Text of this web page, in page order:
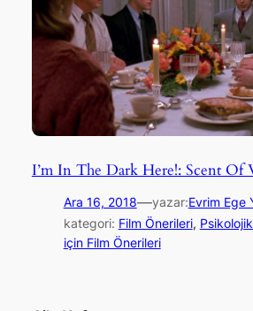
I’m In The Dark Here!: Scent Of
Ara 16, 2018—yazar:Evrim Ege
kategori: Film Önerileri,
için Film Önerileri